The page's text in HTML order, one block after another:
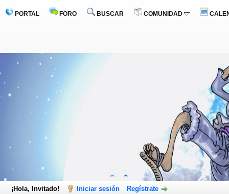
PORTAL FORO BUSCAR COMUNIDAD
¡Hola, Invitado! Iniciar sesión Regístrate